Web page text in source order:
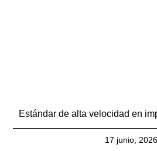
Estándar de alta velocidad en
17 junio, 2026